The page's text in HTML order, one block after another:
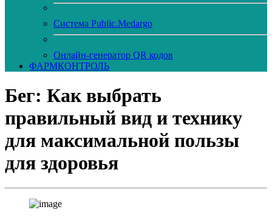
Система Public.Medargo
Онлайн-генератор QR кодов
ФАРМКОНТРОЛЬ
Бег: Как выбрать
правильный вид и технику
для максимальной пользы
для здоровья